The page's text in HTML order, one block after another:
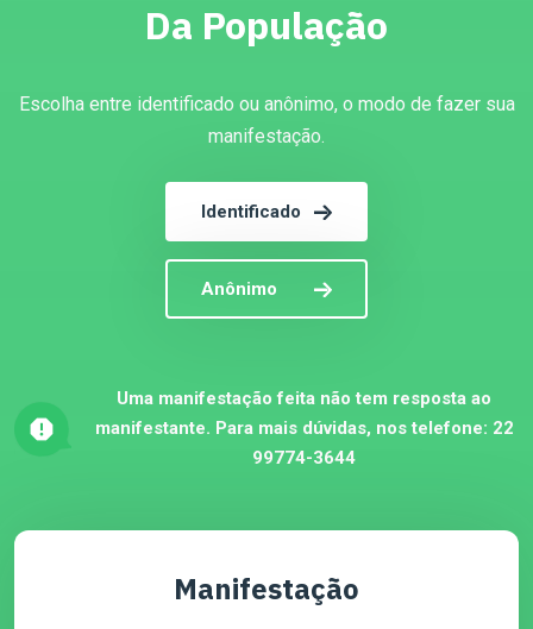
Da População
Escolha entre identificado ou anônimo, o modo de fazer sua
manifestação.
Identificado
Anônimo
Uma manifestação feita não tem resposta ao
manifestante. Para mais dúvidas, nos telefone: 22
99774-3644
Manifestação